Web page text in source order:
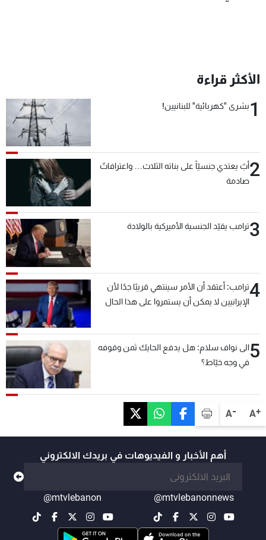
A+
A-
الأكثر قراءة
1بشرى "كهربائية" للبنانيين!
2أبٌ يعتدي جنسيّاً على بناته الثلاث… واعترافاتٌ
صادمة
3ترامب يقيّد الجنسية الأميركية بالولادة
4ترامب: أعتقد أن الأمر سينتهي قريبًا جدًا لأن
الإيرانيين لا يمكن أن يستمروا على هذا الحال
5الى نواف سلام: هل يدفع الحايك ثمن وقوفه
في وجه خيّاط؟
أهم الأخبار و الفيديوهات في بريدك الالكتروني
@mtvlebanonnews
@mtvlebanon